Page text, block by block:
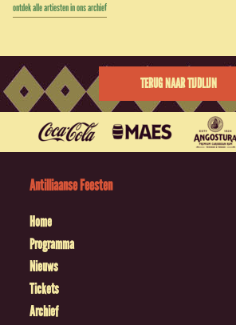
ontdek alle artiesten in ons archief
TERUG NAAR TIJDLIJN
Antilliaanse Feesten
Home
Programma
Nieuws
Tickets
Archief